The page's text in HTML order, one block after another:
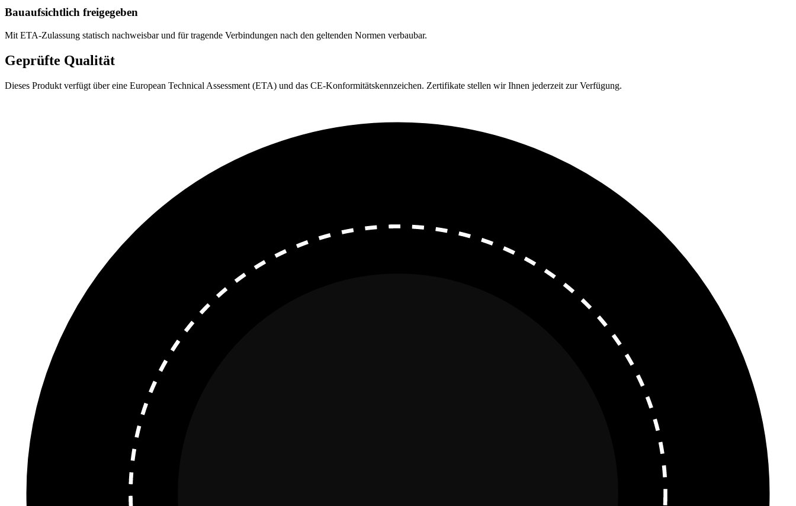
Bauaufsichtlich freigegeben
Mit ETA-Zulassung statisch nachweisbar und für tragende Verbindungen nach den geltenden Normen verbaubar.
Geprüfte Qualität
Dieses Produkt verfügt über eine European Technical Assessment (ETA) und das CE-Konformitätskennzeichen. Zertifikate stellen wir Ihnen jederzeit zur Verfügung.